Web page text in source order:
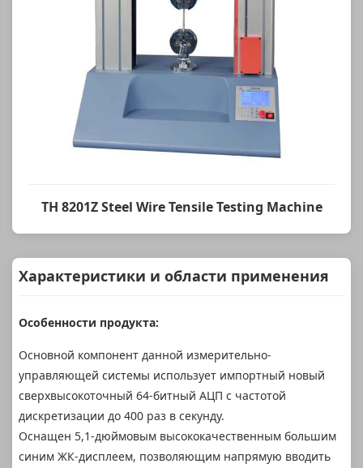
TH 8201Z Steel Wire Tensile Testing Machine
Характеристики и области применения
Особенности продукта:
Основной компонент данной измерительно-
управляющей системы использует импортный новый
сверхвысокоточный 64-битный АЦП с частотой
дискретизации до 400 раз в секунду.
Оснащен 5,1-дюймовым высококачественным большим
синим ЖК-дисплеем, позволяющим напрямую вводить